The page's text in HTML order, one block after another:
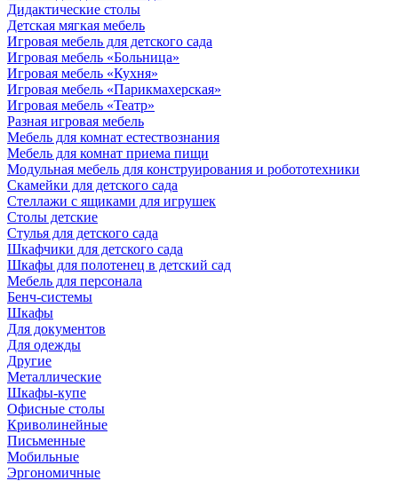
Дидактические столы
Детская мягкая мебель
Игровая мебель для детского сада
Игровая мебель «Больница»
Игровая мебель «Кухня»
Игровая мебель «Парикмахерская»
Игровая мебель «Театр»
Разная игровая мебель
Мебель для комнат естествознания
Мебель для комнат приема пищи
Модульная мебель для конструирования и робототехники
Скамейки для детского сада
Стеллажи с ящиками для игрушек
Столы детские
Стулья для детского сада
Шкафчики для детского сада
Шкафы для полотенец в детский сад
Мебель для персонала
Бенч-системы
Шкафы
Для документов
Для одежды
Другие
Металлические
Шкафы-купе
Офисные столы
Криволинейные
Письменные
Мобильные
Эргономичные